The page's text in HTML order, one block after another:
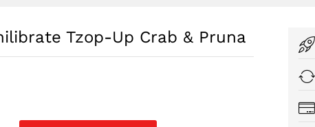
Tzop-Up Crab & Pruna